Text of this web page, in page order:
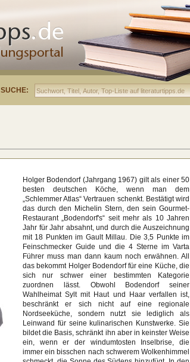
SUCHE:
Holger Bodendorf (Jahrgang 1967) gilt als einer 50
besten deutschen Köche, wenn man dem
„Schlemmer Atlas“ Vertrauen schenkt. Bestätigt wird
das durch den Michelin Stern, den sein Gourmet-
Restaurant „Bodendorf's“ seit mehr als 10 Jahren
Jahr für Jahr absahnt, und durch die Auszeichnung
mit 18 Punkten im Gault Millau. Die 3,5 Punkte im
Feinschmecker Guide und die 4 Sterne im Varta
Führer muss man dann kaum noch erwähnen. All
das bekommt Holger Bodendorf für eine Küche, die
sich nur schwer einer bestimmten Kategorie
zuordnen lässt. Obwohl Bodendorf seiner
Wahlheimat Sylt mit Haut und Haar verfallen ist,
beschränkt er sich nicht auf eine regionale
Nordseeküche, sondern nutzt sie lediglich als
Leinwand für seine kulinarischen Kunstwerke. Sie
bildet die Basis, schränkt ihn aber in keinster Weise
ein, wenn er der windumtosten Inselbrise, die
immer ein bisschen nach schwerem Wolkenhimmel